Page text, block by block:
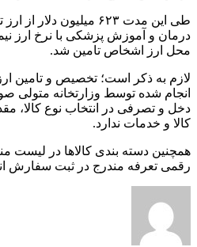
طی این مدت ۶۲۳ میلیون
محل ارز اشخاص تامین شد.
لازم به ذکر است؛ تخصیص و تامین
انجام شده توسط وزارتخانه متولی
دخل و تصرفی در انتخاب نوع کالا،
کالا و خدمات ندارد.
همچنین دسته بندی کالاها در لیست
رقمی تعرفه مندرج در ثبت سفارش